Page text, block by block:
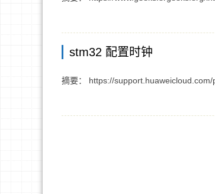
stm32 配置时钟
摘要： https://